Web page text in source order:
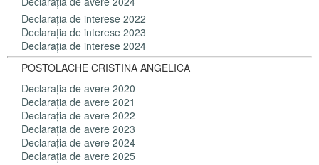
Declaraţia de interese 2022
Declaraţia de interese 2023
Declaraţia de interese 2024
POSTOLACHE CRISTINA ANGELICA
Declaraţia de avere 2020
Declaraţia de avere 2021
Declaraţia de avere 2022
Declaraţia de avere 2023
Declaraţia de avere 2024
Declaraţia de avere 2025